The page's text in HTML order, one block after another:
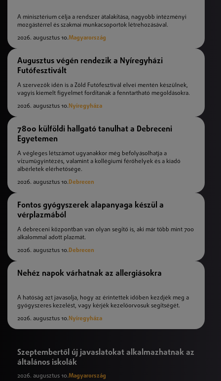
A minisztérium célja a rendszer átalakítása, nagyobb intézményi
mozgástérrel és szakmai munkacsoportok létrehozásával.
2026. augusztus 10.Magyarország
Augusztus végén rendezik a Nyíregyházi
Futófesztivált
A szervezők idén is a Zöld Futófesztivál elvei mentén készülnek,
vagyis kiemelt figyelmet fordítanak a fenntartható megoldásokra.
2026. augusztus 10. Nyíregyháza
7800 külföldi hallgató tanulhat a Debreceni
Egyetemen
A végleges létszámot ugyanakkor még befolyásolhatja a
vízumügyintézés, valamint a kollégiumi férőhelyek és a kiadó
albérletek elérhetősége.
2026. augusztus 10.Debrecen
Fontos gyógyszerek alapanyaga készül a
vérplazmából
A debreceni központban van olyan segítő is, aki már több mint 700
alkalommal adott plazmát.
2026. augusztus 10.Debrecen
Nehéz napok várhatnak az allergiásokra
A hatóság azt javasolja, hogy az érintettek időben kezdjék meg a
gyógyszeres kezelést, vagy kérjék kezelőorvosuk segítségét.
2026. augusztus 10. Nyíregyháza
Szeptembertől új javaslatokat alkalmazhatnak az
általános iskolák
2026. augusztus 10.Magyarország